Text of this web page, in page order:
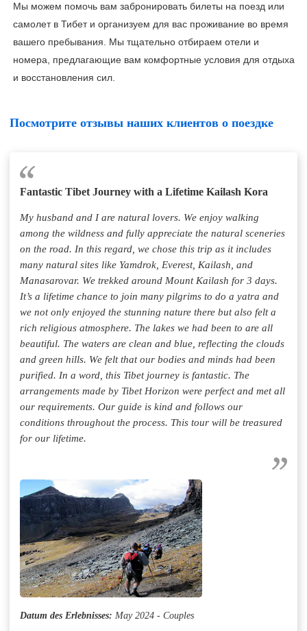
Мы можем помочь вам забронировать билеты на поезд или
самолет в Тибет и организуем для вас проживание во время
вашего пребывания. Мы тщательно отбираем отели и
номера, предлагающие вам комфортные условия для отдыха
и восстановления сил.
Посмотрите отзывы наших клиентов о поездке
Fantastic Tibet Journey with a Lifetime Kailash Kora
My husband and I are natural lovers. We enjoy walking
among the wildness and fully appreciate the natural sceneries
on the road. In this regard, we chose this trip as it includes
many natural sites like Yamdrok, Everest, Kailash, and
Manasarovar. We trekked around Mount Kailash for 3 days.
It’s a lifetime chance to join many pilgrims to do a yatra and
we not only enjoyed the stunning nature there but also felt a
rich religious atmosphere. The lakes we had been to are all
beautiful. The waters are clean and blue, reflecting the clouds
and green hills. We felt that our bodies and minds had been
purified. In a word, this Tibet journey is fantastic. The
arrangements made by Tibet Horizon were perfect and met all
our requirements. Our guide is kind and follows our
conditions throughout the process. This tour will be treasured
for our lifetime.
Datum des Erlebnisses: May 2024 - Couples